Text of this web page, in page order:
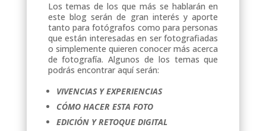
Los temas de los que más se hablarán en
este blog serán de gran interés y aporte
tanto para fotógrafos como para personas
que están interesadas en ser fotografiadas
o simplemente quieren conocer más acerca
de fotografía. Algunos de los temas que
podrás encontrar aquí serán:
VIVENCIAS Y EXPERIENCIAS
CÓMO HACER ESTA FOTO
EDICIÓN Y RETOQUE DIGITAL